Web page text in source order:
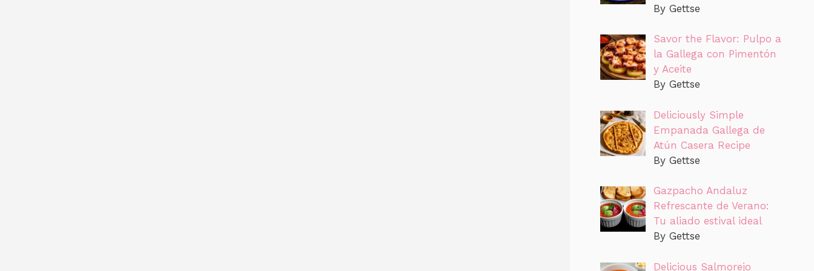
By Gettse
Savor the Flavor: Pulpo a
la Gallega con Pimentón
y Aceite
By Gettse
Deliciously Simple
Empanada Gallega de
Atún Casera Recipe
By Gettse
Gazpacho Andaluz
Refrescante de Verano:
Tu aliado estival ideal
By Gettse
Delicious Salmorejo